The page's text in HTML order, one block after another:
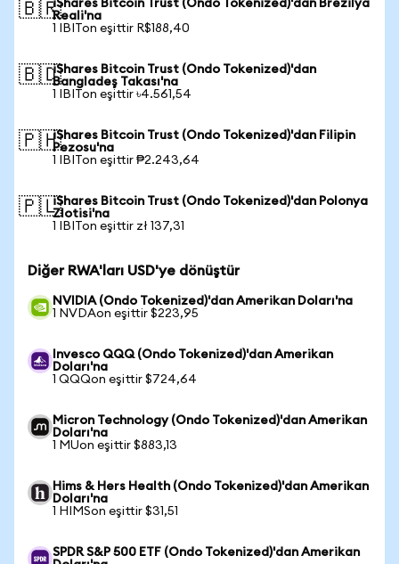
🇧🇷iShares Bitcoin Trust (Ondo Tokenized)'dan Brezilya
Reali'na
1 IBITon eşittir R$188,40
🇧🇩iShares Bitcoin Trust (Ondo Tokenized)'dan
Bangladeş Takası'na
1 IBITon eşittir ৳4.561,54
🇵🇭iShares Bitcoin Trust (Ondo Tokenized)'dan Filipin
Pezosu'na
1 IBITon eşittir ₱2.243,64
🇵🇱iShares Bitcoin Trust (Ondo Tokenized)'dan Polonya
Zlotisi'na
1 IBITon eşittir zł 137,31
Diğer RWA'ları USD'ye dönüştür
NVIDIA (Ondo Tokenized)'dan Amerikan Doları'na
1 NVDAon eşittir $223,95
Invesco QQQ (Ondo Tokenized)'dan Amerikan
Doları'na
1 QQQon eşittir $724,64
Micron Technology (Ondo Tokenized)'dan Amerikan
Doları'na
1 MUon eşittir $883,13
Hims & Hers Health (Ondo Tokenized)'dan Amerikan
Doları'na
1 HIMSon eşittir $31,51
SPDR S&P 500 ETF (Ondo Tokenized)'dan Amerikan